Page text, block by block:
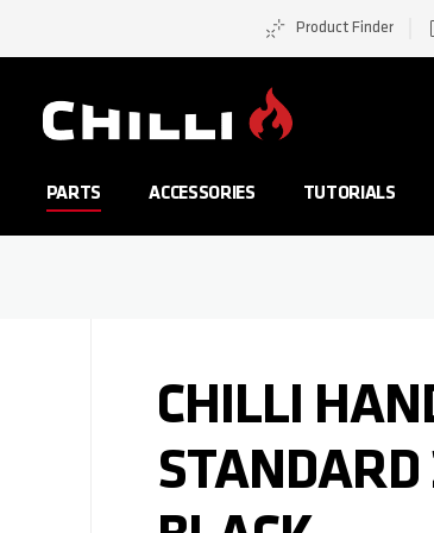
Product Finder
PARTS ACCESSORIES TUTORIALS
CHILLI